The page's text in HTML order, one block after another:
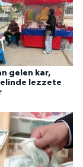
gelen kar,
elinde lezzete